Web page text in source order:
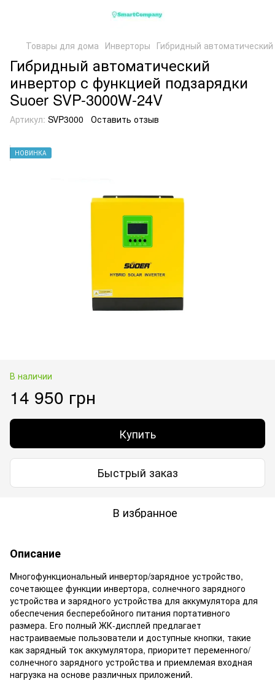
Товары для дома Инверторы Гибридный
Гибридный автоматический
инвертор с функцией подзарядки
Suoer SVP-3000W-24V
Артикул: SVP3000 Оставить отзыв
НОВИНКА
В наличии
14 950 грн
Купить
Быстрый заказ
В избранное
Описание
Многофункциональный инвертор/зарядное устройство,
сочетающее функции инвертора, солнечного зарядного
устройства и зарядного устройства для аккумулятора для
обеспечения бесперебойного питания портативного
размера. Его полный ЖК-дисплей предлагает
настраиваемые пользователи и доступные кнопки, такие
как зарядный ток аккумулятора, приоритет переменного/
солнечного зарядного устройства и приемлемая входная
нагрузка на основе различных приложений.